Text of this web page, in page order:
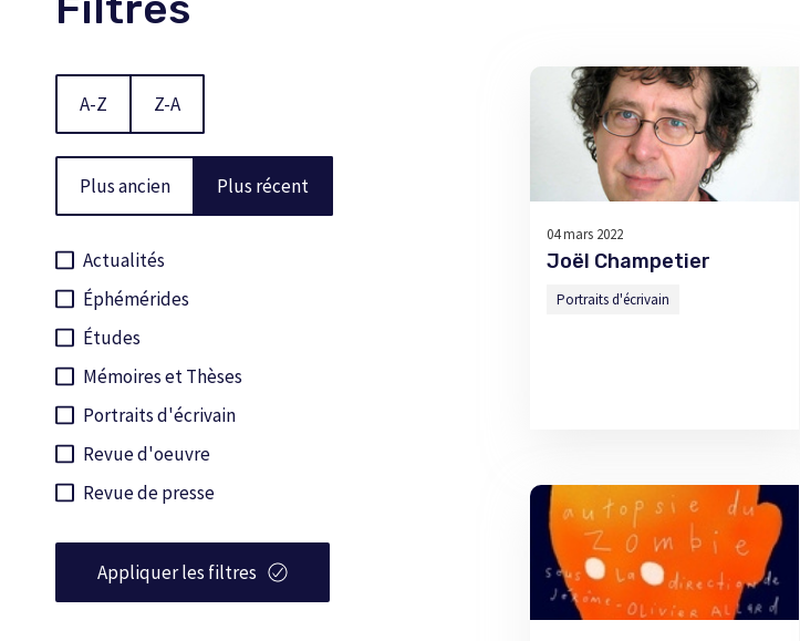
A-Z Z-A
Plus ancien Plus récent
Actualités
Éphémérides
Études
Mémoires et Thèses
Portraits d'écrivain
Revue d'oeuvre
Revue de presse
Appliquer les filtres
04 mars 2022
Joël Champetier
Portraits d'écrivain